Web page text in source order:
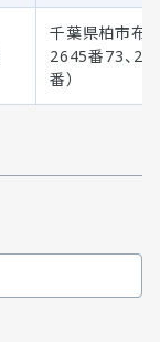
千葉県柏市布
2645番73、
番）